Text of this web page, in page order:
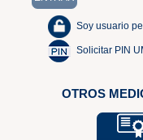
Soy usuario
Solicitar PIN
OTROS